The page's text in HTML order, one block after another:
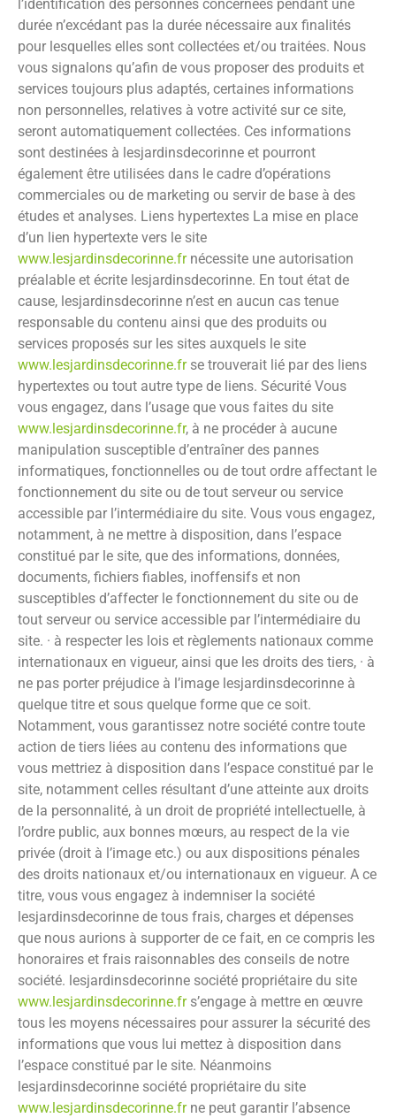
l’identification des personnes concernées pendant une
durée n’excédant pas la durée nécessaire aux finalités
pour lesquelles elles sont collectées et/ou traitées. Nous
vous signalons qu’afin de vous proposer des produits et
services toujours plus adaptés, certaines informations
non personnelles, relatives à votre activité sur ce site,
seront automatiquement collectées. Ces informations
sont destinées à lesjardinsdecorinne et pourront
également être utilisées dans le cadre d’opérations
commerciales ou de marketing ou servir de base à des
études et analyses. Liens hypertextes La mise en place
d’un lien hypertexte vers le site
www.lesjardinsdecorinne.frnécessite une autorisation
préalable et écrite lesjardinsdecorinne. En tout état de
cause, lesjardinsdecorinne n’est en aucun cas tenue
responsable du contenu ainsi que des produits ou
services proposés sur les sites auxquels le site
www.lesjardinsdecorinne.frse trouverait lié par des liens
hypertextes ou tout autre type de liens. Sécurité Vous
vous engagez, dans l’usage que vous faites du site
www.lesjardinsdecorinne.fr, à ne procéder à aucune
manipulation susceptible d’entraîner des pannes
informatiques, fonctionnelles ou de tout ordre affectant le
fonctionnement du site ou de tout serveur ou service
accessible par l’intermédiaire du site. Vous vous engagez,
notamment, à ne mettre à disposition, dans l’espace
constitué par le site, que des informations, données,
documents, fichiers fiables, inoffensifs et non
susceptibles d’affecter le fonctionnement du site ou de
tout serveur ou service accessible par l’intermédiaire du
site. · à respecter les lois et règlements nationaux comme
internationaux en vigueur, ainsi que les droits des tiers, · à
ne pas porter préjudice à l’image lesjardinsdecorinne à
quelque titre et sous quelque forme que ce soit.
Notamment, vous garantissez notre société contre toute
action de tiers liées au contenu des informations que
vous mettriez à disposition dans l’espace constitué par le
site, notamment celles résultant d’une atteinte aux droits
de la personnalité, à un droit de propriété intellectuelle, à
l’ordre public, aux bonnes mœurs, au respect de la vie
privée (droit à l’image etc.) ou aux dispositions pénales
des droits nationaux et/ou internationaux en vigueur. A ce
titre, vous vous engagez à indemniser la société
lesjardinsdecorinne de tous frais, charges et dépenses
que nous aurions à supporter de ce fait, en ce compris les
honoraires et frais raisonnables des conseils de notre
société. lesjardinsdecorinne société propriétaire du site
www.lesjardinsdecorinne.frs’engage à mettre en œuvre
tous les moyens nécessaires pour assurer la sécurité des
informations que vous lui mettez à disposition dans
l’espace constitué par le site. Néanmoins
lesjardinsdecorinne société propriétaire du site
www.lesjardinsdecorinne.frne peut garantir l’absence